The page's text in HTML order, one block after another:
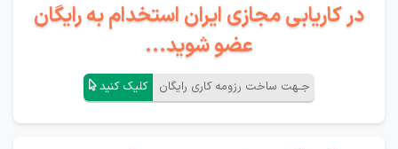
در کاریابی مجازی ایران استخدام به رایگان
عضو شوید...
جـهت ساخت رزومه کاری رایگان کلیک کنید